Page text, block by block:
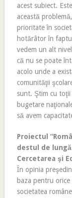
acest subiect.
această
prioritate în
hotărâtor în
vedem un alt
că nu se poate
acolo unde a
comunităţii
sunt. Ştim cu
bugetare
să avem
Proiectul
destul de
Cercetarea şi
În opinia
baza pentru
societatea